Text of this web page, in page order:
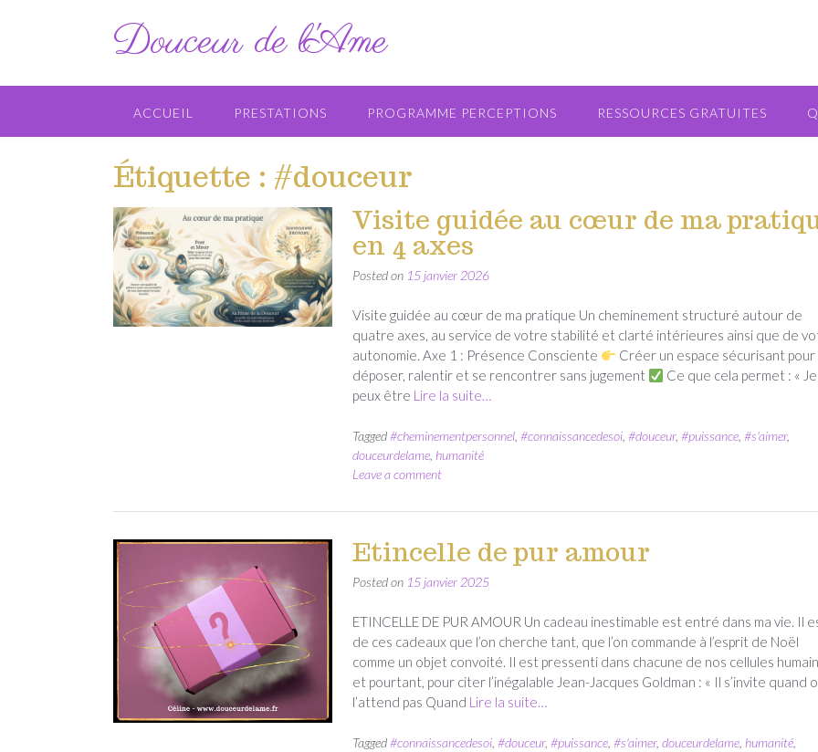
Douceur de l'Ame
ACCUEIL PRESTATIONS PROGRAMME PERCEPTIONS RESSOURCES GRATUITES
Étiquette : #douceur
Visite guidée au cœur de ma
en 4 axes
Posted on 15 janvier 2026
Visite guidée au cœur de ma pratique Un cheminement structuré autour de
quatre axes, au service de votre stabilité et clarté intérieures ainsi que de
autonomie. Axe 1 : Présence Consciente
Créer un espace sécurisant pour
déposer, ralentir et se rencontrer sans jugement
Ce que cela permet : « Je
peux être Lire la suite…
Tagged#cheminementpersonnel, #connaissancedesoi, #douceur, #puissance, #s'aimer,
douceurdelame, humanité
Leave a comment
Etincelle de pur amour
Posted on 15 janvier 2025
ETINCELLE DE PUR AMOUR Un cadeau inestimable est entré dans ma vie. Il
de ces cadeaux que l’on cherche tant, que l’on commande à l’esprit de Noël
comme un objet convoité. Il est pressenti dans chacune de nos cellules
et pourtant, pour citer l’inégalable Jean-Jacques Goldman : « Il s’invite quand
l’attend pas Quand Lire la suite…
Tagged#connaissancedesoi, #douceur, #puissance, #s'aimer, douceurdelame, humanité,